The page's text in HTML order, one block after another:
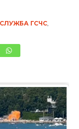
СЛУЖБА ГСЧС,